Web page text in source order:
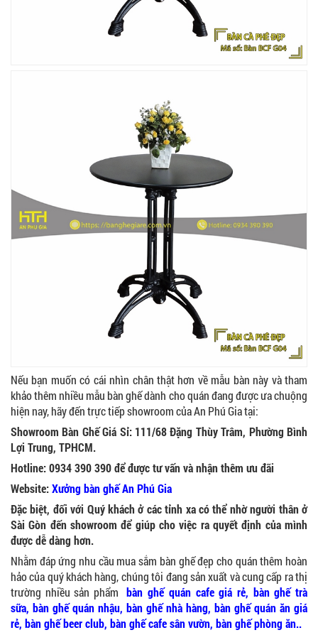
Nếu bạn muốn có cái nhìn chân thật hơn về mẫu bàn này và tham
khảo thêm nhiều mẫu bàn ghế dành cho quán đang được ưa chuộng
hiện nay, hãy đến trực tiếp showroom của An Phú Gia tại:
Showroom Bàn Ghế Giá Sỉ: 111/68 Đặng Thùy Trâm, Phường Bình
Lợi Trung, TPHCM.
Hotline: 0934 390 390 để được tư vấn và nhận thêm ưu đãi
Website:Xưởng bàn ghế An Phú Gia
Đặc biệt, đối với Quý khách ở các tỉnh xa có thể nhờ người thân ở
Sài Gòn đến showroom để giúp cho việc ra quyết định của mình
được dễ dàng hơn.
Nhằm đáp ứng nhu cầu mua sắm bàn ghế đẹp cho quán thêm hoàn
hảo của quý khách hàng, chúng tôi đang sản xuất và cung cấp ra thị
trường nhiều sản phẩmbàn ghế quán cafe giá rẻ, bàn ghế trà
sữa, bàn ghế quán nhậu, bàn ghế nhà hàng, bàn ghế quán ăn giá
rẻ, bàn ghế beer club, bàn ghế cafe sân vườn, bàn ghế phòng ăn..